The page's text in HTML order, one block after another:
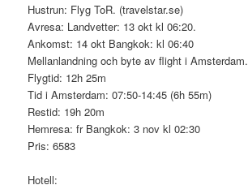
Hustrun: Flyg ToR. (travelstar.se)
Avresa: Landvetter: 13 okt kl 06:20.
Ankomst: 14 okt Bangkok: kl 06:40
Mellanlandning och byte av flight i Amsterdam.
Flygtid: 12h 25m
Tid i Amsterdam: 07:50-14:45 (6h 55m)
Restid: 19h 20m
Hemresa: fr Bangkok: 3 nov kl 02:30
Pris: 6583
Hotell: